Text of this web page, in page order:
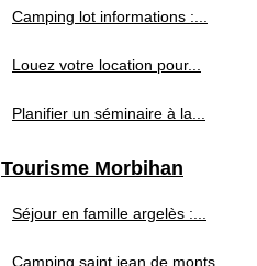
Camping lot informations :...
Louez votre location pour...
Planifier un séminaire à la...
Tourisme Morbihan
Séjour en famille argelès :...
Camping saint jean de monts...